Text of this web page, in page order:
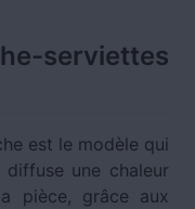
serviettes
est le modèle qui
diffuse une chaleur
pièce, grâce aux